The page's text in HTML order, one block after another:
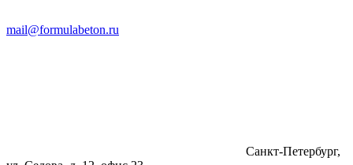
mail@formulabeton.ru
Санкт-Петербург,